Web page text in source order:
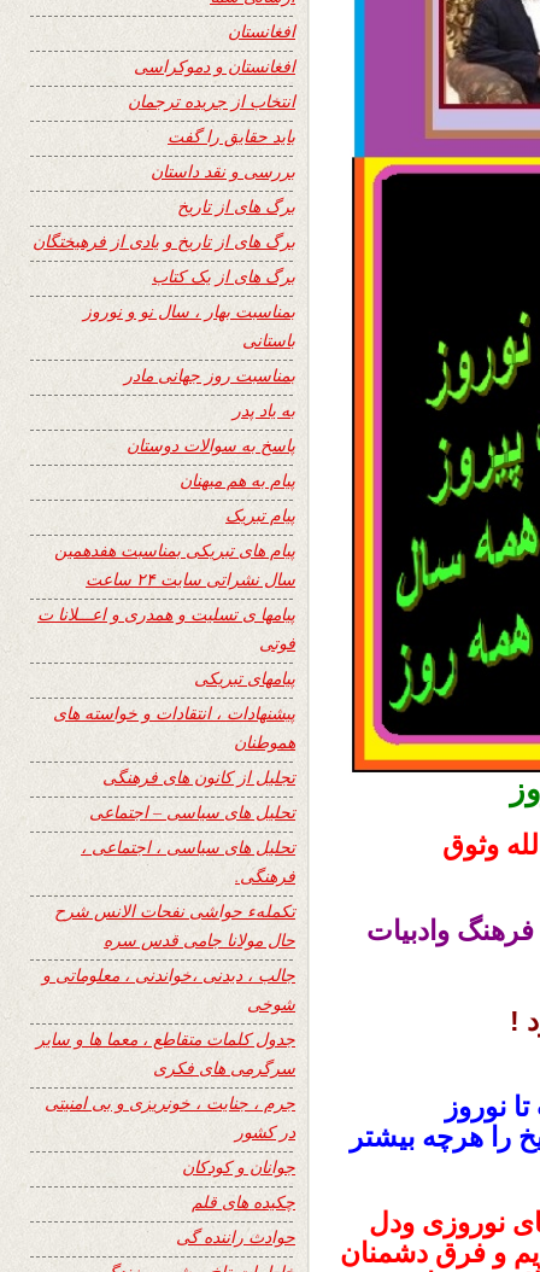
وثوق
وادبیات
!
نوروز
را هرچه بیشتر
نوروزی ودل
و فرق دشمنان
افغانستان
افغانستان و دموکراسی
انتخاب از جریده ترجمان
باید حقایق را گفت
بررسی و نقد داستان
برگ های از تاریخ
برگ های از تاریخ و یادی از فرهیختگان
برگ های از یک کتاب
بمناسبت بهار ، سال نو و نوروز
باستانی
بمناسبت روز جهانی مادر
به یاد پدر
پاسخ به سوالات دوستان
پیام به هم میهنان
پیام تبریک
پیام های تبریکی بمناسبت هفدهمین
سال نشراتی سایت ۲۴ ساعت
پیامها ی تسلیت و همدری و اعـــلانا ت
فوتی
پیامهای تبریکی
پیشنهادات ، انتقادات و خواسته های
هموطنان
تجلیل از کانون های فرهنگی
تحلیل های سیاسی – اجتماعی
تحلیل های سیاسی ، اجتماعی ،
فرهنگی.
تکملهء حواشی نفحات الانس شرح
حال مولانا جامی قدس سره
جالب ، دیدنی ،خواندنی ، معلوماتی و
شوخی
جدول کلمات متقاطع ، معما ها و سایر
سرگرمی های فکری
جرم ، جنایت ، خونریزی و بی امنیتی
در کشور
جوانان و کودکان
چکیده های قلم
حوادث راننده گی